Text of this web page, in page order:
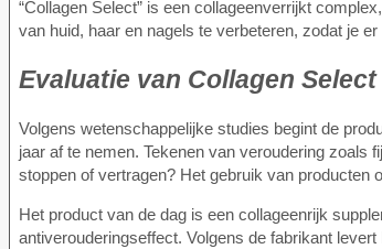
“Collagen Select” is een collageenverrijkt
van huid, haar en nagels te verbeteren, zodat je
Evaluatie van Collagen Select
Volgens wetenschappelijke studies begint de
jaar af te nemen. Tekenen van veroudering zoals
stoppen of vertragen? Het gebruik van producten
Het product van de dag is een collageenrijk
antiverouderingseffect. Volgens de fabrikant